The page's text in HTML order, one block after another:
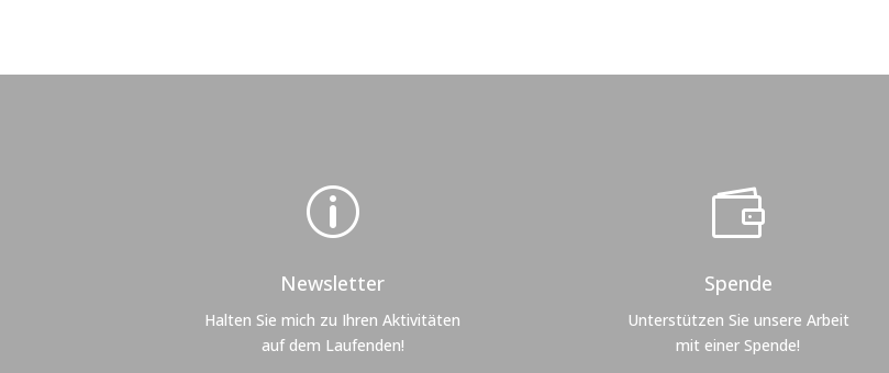
p
Newsletter
Halten Sie mich zu Ihren Aktivitäten
auf dem Laufenden!

Spende
Unterstützen Sie unsere Arbeit
mit einer Spende!